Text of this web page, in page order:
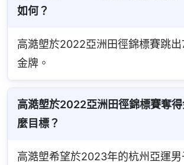
如何？
高澔塱於2022亞洲田徑錦標賽跳
金牌。
高澔塱於2022亞洲田徑錦標賽奪
麼目標？
高澔塱希望於2023年的杭州亞運